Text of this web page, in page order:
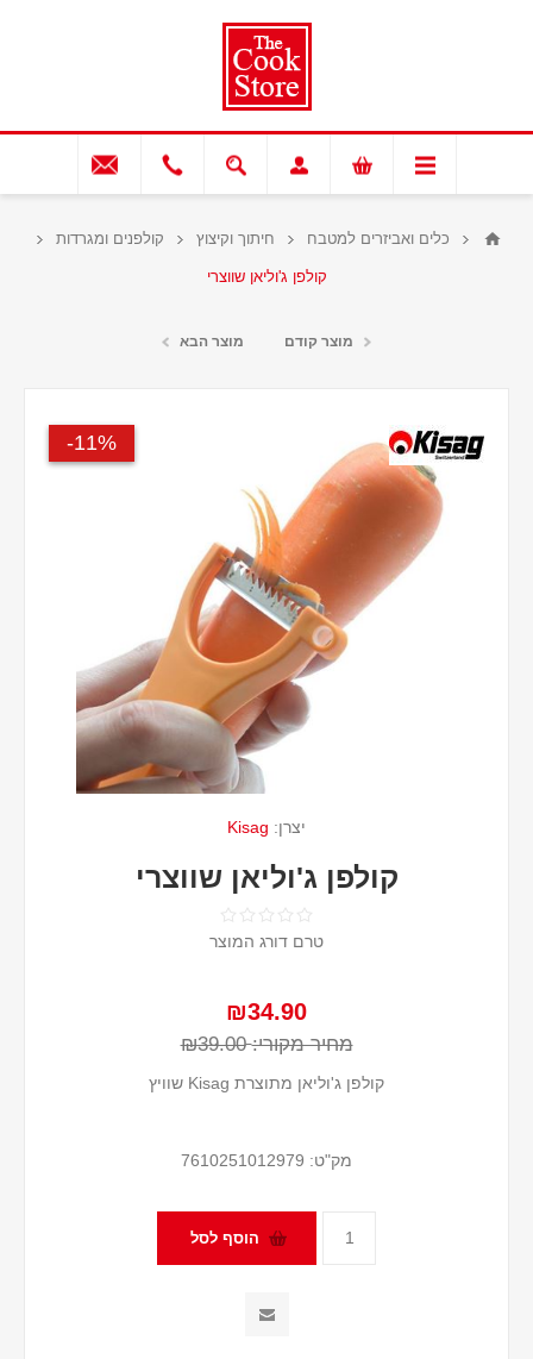
כלים ואביזרים למטבח חיתוך וקיצוץ קולפנים ומגרדות
קולפן ג'וליאן שווצרי
מוצר קודם מוצר הבא
11%-
יצרן: Kisag
קולפן ג'וליאן שווצרי
טרם דורג המוצר
₪34.90
מחיר מקורי: ₪39.00
קולפן ג'וליאן מתוצרת Kisag שוויץ
מק"ט: 7610251012979